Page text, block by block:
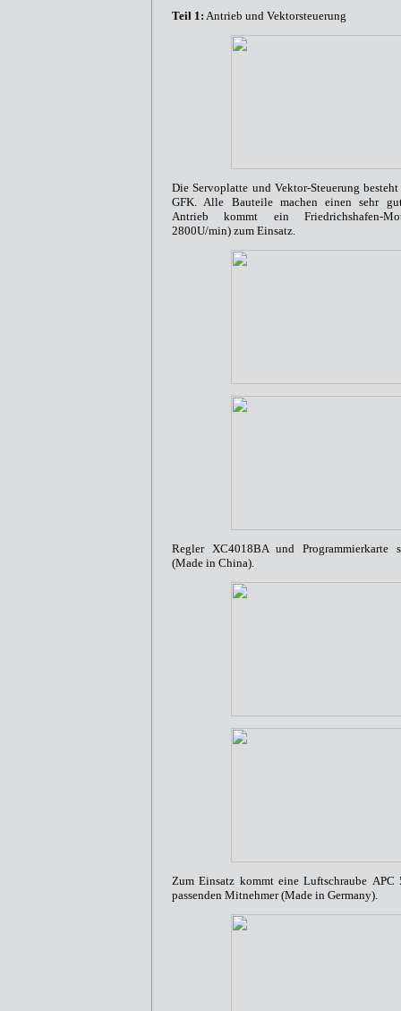
Teil 1: Antrieb und Vektorsteuerung
Die Servoplatte und Vektor-Steuerung
GFK. Alle Bauteile machen einen sehr
Antrieb kommt ein Friedrichshafen-
2800U/min) zum Einsatz.
Regler XC4018BA und Programmierkarte
(Made in China).
Zum Einsatz kommt eine Luftschraube
passenden Mitnehmer (Made in Germany).